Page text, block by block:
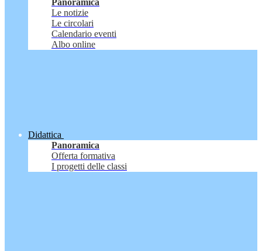
Panoramica
Le notizie
Le circolari
Calendario eventi
Albo online
Didattica
Panoramica
Offerta formativa
I progetti delle classi